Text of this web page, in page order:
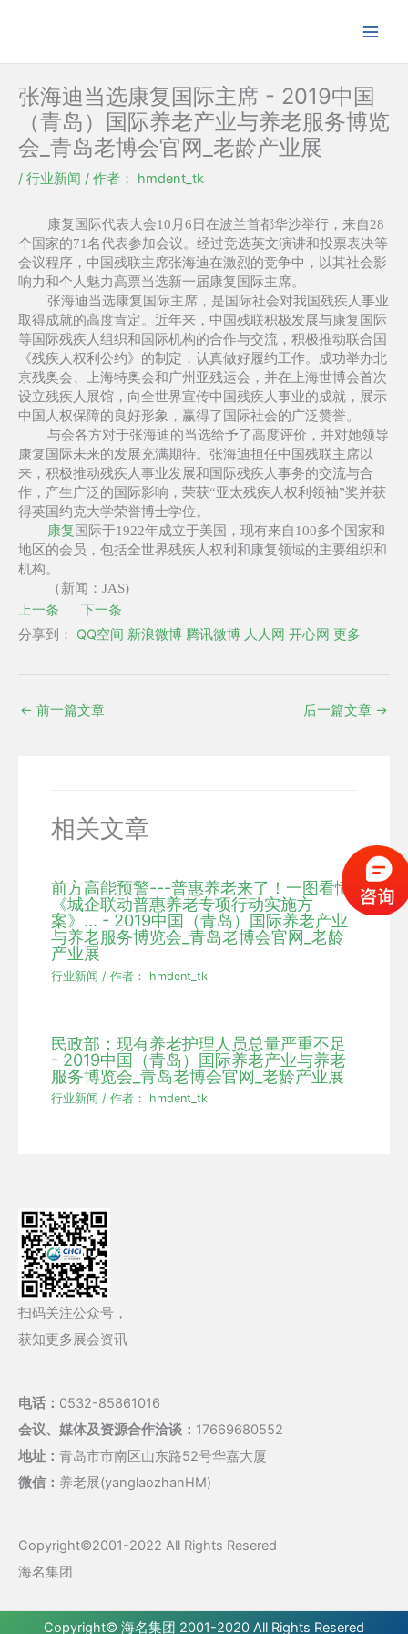
内
张海迪当选康复国际主席 - 2019中国
（青岛）国际养老产业与养老服务博览
会_青岛老博会官网_老龄产业展
/ 行业新闻 / 作者： hmdent_tk
康复国际代表大会10月6日在波兰首都华沙举行，来自28
个国家的71名代表参加会议。经过竞选英文演讲和投票表决等
会议程序，中国残联主席张海迪在激烈的竞争中，以其社会影
响力和个人魅力高票当选新一届康复国际主席。
张海迪当选康复国际主席，是国际社会对我国残疾人事业
取得成就的高度肯定。近年来，中国残联积极发展与康复国际
等国际残疾人组织和国际机构的合作与交流，积极推动联合国
《残疾人权利公约》的制定，认真做好履约工作。成功举办北
京残奥会、上海特奥会和广州亚残运会，并在上海世博会首次
设立残疾人展馆，向全世界宣传中国残疾人事业的成就，展示
中国人权保障的良好形象，赢得了国际社会的广泛赞誉。
与会各方对于张海迪的当选给予了高度评价，并对她领导
康复国际未来的发展充满期待。张海迪担任中国残联主席以
来，积极推动残疾人事业发展和国际残疾人事务的交流与合
作，产生广泛的国际影响，荣获“亚太残疾人权利领袖”奖并获
得英国约克大学荣誉博士学位。
康复 国际于1922年成立于美国，现有来自100多个国家和
地区的会员，包括全世界残疾人权利和康复领域的主要组织和
机构。
（新闻：JAS)
上一条
下一条
分享到：
QQ空间 新浪微博 腾讯微博 人人网 开心网 更多
← 前一篇文章 后一篇文章 →
相关文章
前方高能预警---普惠养老来了！一图看懂
《城企联动普惠养老专项行动实施方
案》... - 2019中国（青岛）国际养老产业
与养老服务博览会_青岛老博会官网_老龄
产业展
行业新闻 / 作者： hmdent_tk
民政部：现有养老护理人员总量严重不足
- 2019中国（青岛）国际养老产业与养老
服务博览会_青岛老博会官网_老龄产业展
行业新闻 / 作者： hmdent_tk
扫码关注公众号，
获知更多展会资讯
电话： 0532-85861016
会议、媒体及资源合作洽谈： 17669680552
地址： 青岛市市南区山东路52号华嘉大厦
微信： 养老展(yanglaozhanHM)
Copyright©2001-2022 All Rights Resered
海名集团
Copyright© 海名集团 2001-2020 All Rights Resered